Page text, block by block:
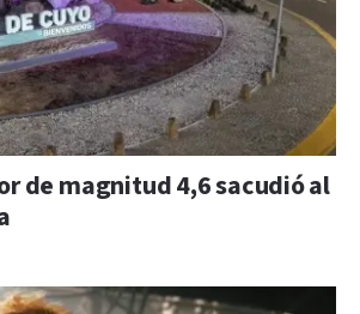
de magnitud 4,6 sacudió al